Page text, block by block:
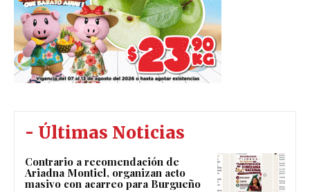
- Últimas Noticias
Contrario a recomendación de
Ariadna Montiel, organizan acto
masivo con acarreo para Burgueño